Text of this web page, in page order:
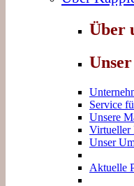
Über
Service
Unsere
Virtueller
Unser
Aktuelle